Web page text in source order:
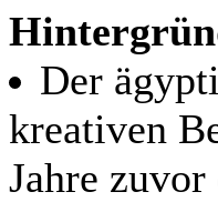
Der
kreativen
Jahre